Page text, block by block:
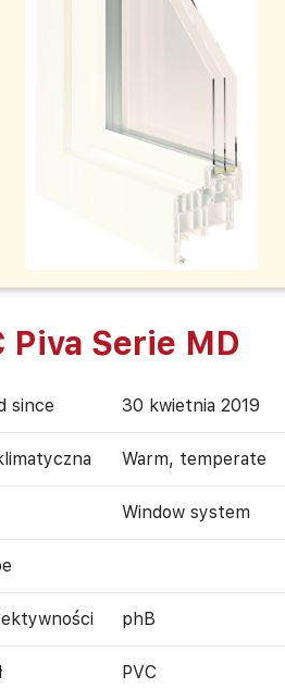
Piva Serie MD
since 30 kwietnia 2019
Warm, temperate
Window system
phB
PVC